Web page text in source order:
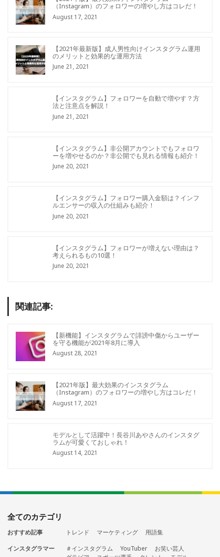
（Instagram）のフォロワーの増やし方はコレだ！
August 17, 2021
【2021年最新版】成人男性向けインスタグラム運用
のメリットと効果的な運用方法
June 21, 2021
【インスタグラム】フォロワーを自動で増やす？方
法と注意点を解説！
June 21, 2021
【インスタグラム】非公開アカウントでもフォロワ
ーを増やせるのか？非公開でも見れる情報も紹介！
June 20, 2021
【インスタグラム】フォロワー購入金額は？インフ
ルエンサーの収入の仕組みも紹介！
June 20, 2021
【インスタグラム】フォロワーが増えない理由は？
考えられるもの10選！
June 20, 2021
関連記事:
【新機能】インスタグラムで誹謗中傷からユーザー
を守る機能が2021年8月に導入
August 28, 2021
【2021年版】最大効果のインスタグラム
（Instagram）のフォロワーの増やし方はコレだ！
August 17, 2021
モデルとして活躍中！長谷川あやさんのインスタグ
ラムが可愛くておしゃれ！
August 14, 2021
全てのカテゴリ
おすすめ記事 トレンド マーケティング
用語集
インスタグラマー
＃インスタグラム YouTuber
お笑い芸人